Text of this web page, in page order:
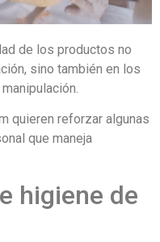
de los productos no
sino también en los
quieren reforzar algunas
que maneja
higiene de